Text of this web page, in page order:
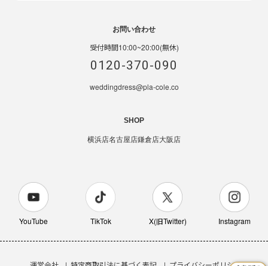
お問い合わせ
受付時間10:00~20:00(無休)
0120-370-090
weddingdress@pla-cole.co
SHOP
横浜店名古屋店鎌倉店大阪店
YouTube TikTok X(旧Twitter) Instagram